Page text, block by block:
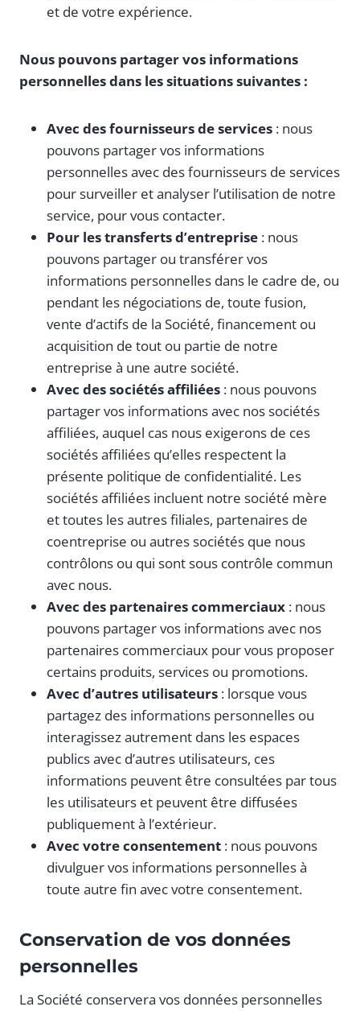
et de votre expérience.
Nous pouvons partager vos informations
personnelles dans les situations suivantes :
Avec des fournisseurs de services : nous
pouvons partager vos informations
personnelles avec des fournisseurs de services
pour surveiller et analyser l’utilisation de notre
service, pour vous contacter.
Pour les transferts d’entreprise : nous
pouvons partager ou transférer vos
informations personnelles dans le cadre de, ou
pendant les négociations de, toute fusion,
vente d’actifs de la Société, financement ou
acquisition de tout ou partie de notre
entreprise à une autre société.
Avec des sociétés affiliées : nous pouvons
partager vos informations avec nos sociétés
affiliées, auquel cas nous exigerons de ces
sociétés affiliées qu’elles respectent la
présente politique de confidentialité. Les
sociétés affiliées incluent notre société mère
et toutes les autres filiales, partenaires de
coentreprise ou autres sociétés que nous
contrôlons ou qui sont sous contrôle commun
avec nous.
Avec des partenaires commerciaux : nous
pouvons partager vos informations avec nos
partenaires commerciaux pour vous proposer
certains produits, services ou promotions.
Avec d’autres utilisateurs : lorsque vous
partagez des informations personnelles ou
interagissez autrement dans les espaces
publics avec d’autres utilisateurs, ces
informations peuvent être consultées par tous
les utilisateurs et peuvent être diffusées
publiquement à l’extérieur.
Avec votre consentement : nous pouvons
divulguer vos informations personnelles à
toute autre fin avec votre consentement.
Conservation de vos données
personnelles
La Société conservera vos données personnelles